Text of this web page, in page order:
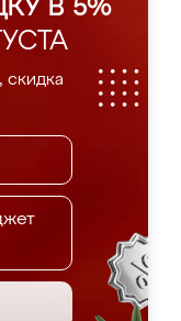
В 5%
скидка